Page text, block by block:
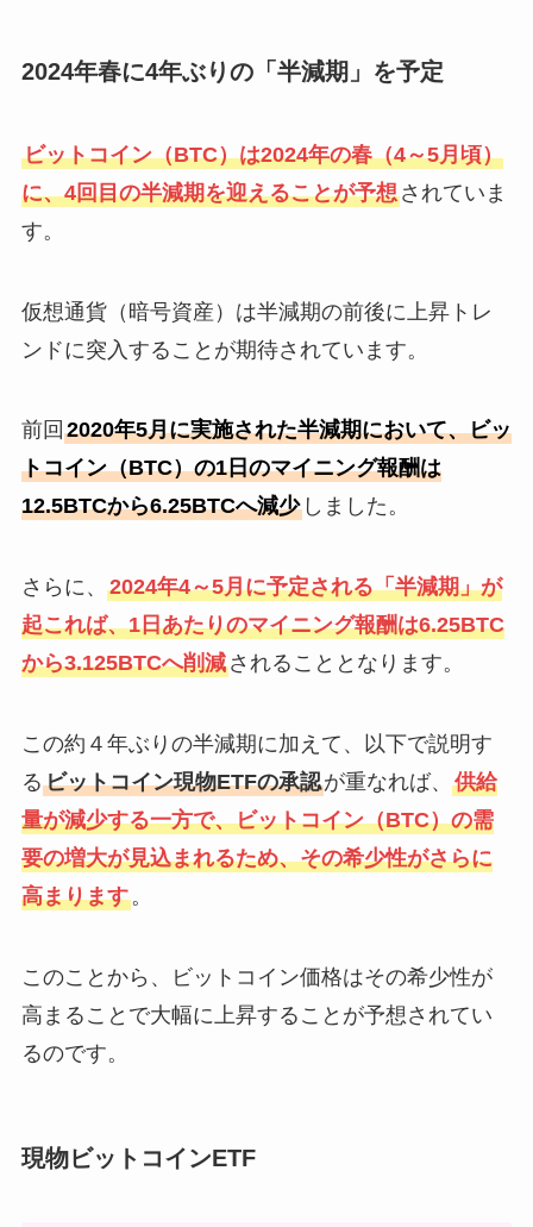
2024年春に4年ぶりの「半減期」を予定
ビットコイン（BTC）は2024年の春（4～5月頃）
に、4回目の半減期を迎えることが予想されていま
す。
仮想通貨（暗号資産）は半減期の前後に上昇トレ
ンドに突入することが期待されています。
前回 2020年5月に実施された半減期において、ビッ
トコイン（BTC）の1日のマイニング報酬は
12.5BTCから6.25BTCへ減少しました。
さらに、 2024年4～5月に予定される「半減期」が
起これば、1日あたりのマイニング報酬は6.25BTC
から3.125BTCへ削減されることとなります。
この約４年ぶりの半減期に加えて、以下で説明す
るビットコイン現物ETFの承認が重なれば、 供給
量が減少する一方で、ビットコイン（BTC）の需
要の増大が見込まれるため、その希少性がさらに
高まります。
このことから、ビットコイン価格はその希少性が
高まることで大幅に上昇することが予想されてい
るのです。
現物ビットコインETF